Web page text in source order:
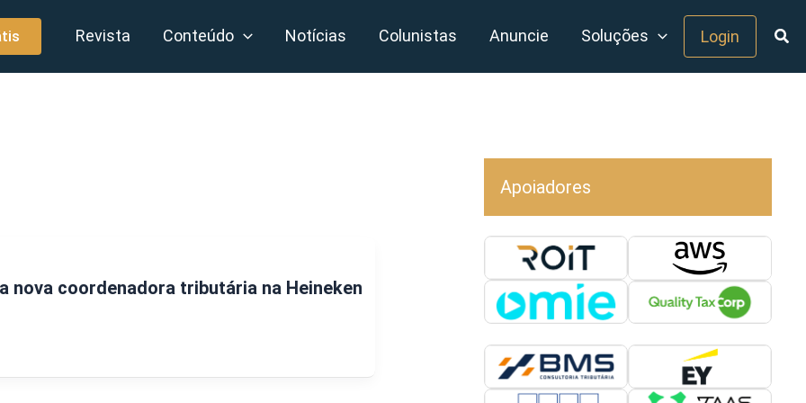
Revista Conteúdo Notícias Colunistas Anuncie Soluções Login
nova coordenadora tributária na Heineken
Apoiadores